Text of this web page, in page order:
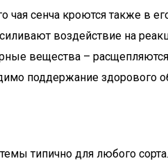
чая сенча кроются также в
воздействие на
вещества –
поддержание здорового
типично для любого